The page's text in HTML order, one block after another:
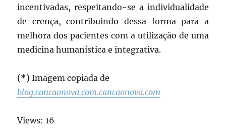
incentivadas, respeitando-se a individualidade
de crença, contribuindo dessa forma para a
melhora dos pacientes com a utilização de uma
medicina humanística e integrativa.
(*) Imagem copiada de
blog.cancaonova.com.cancaonova.com
Views: 16